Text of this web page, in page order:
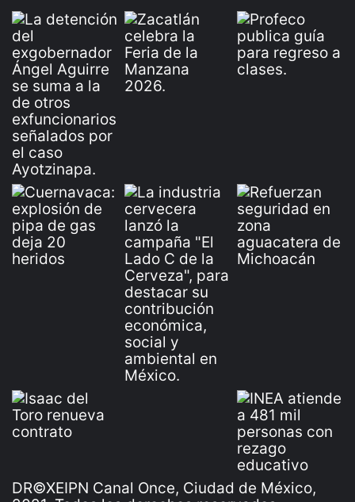
DR©XEIPN Canal Once, Ciudad de México,